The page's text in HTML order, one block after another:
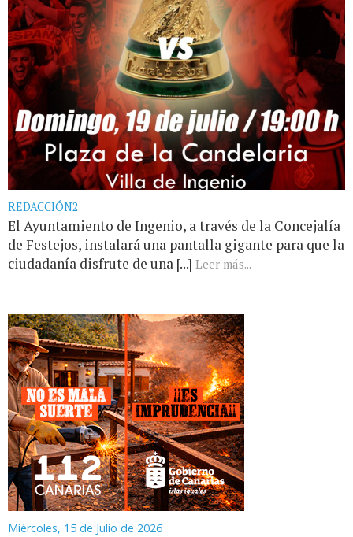
REDACCIÓN2
El Ayuntamiento de Ingenio, a través de la Concejalía
de Festejos, instalará una pantalla gigante para que la
ciudadanía disfrute de una [...] Leer más...
Miércoles, 15 de Julio de 2026